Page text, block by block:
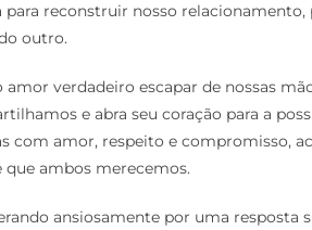
reconstruir nosso relacionamento,
outro.
verdadeiro escapar de nossas
e abra seu coração para a
com amor, respeito e compromisso,
ambos merecemos.
ansiosamente por uma resposta